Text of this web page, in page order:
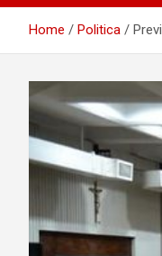
Home Politica